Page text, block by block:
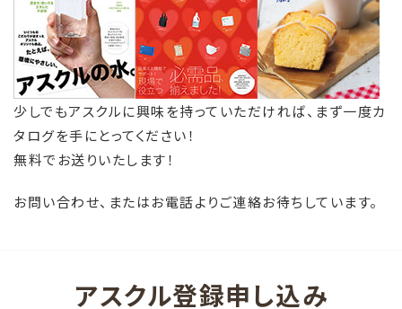
少しでもアスクルに興味を持っていただければ、まず一度カ
タログを手にとってください！
無料でお送りいたします！
お問い合わせ、またはお電話よりご連絡お待ちしています。
アスクル登録申し込み